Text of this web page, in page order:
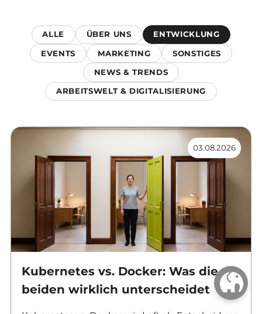
ALLE ÜBER UNS ENTWICKLUNG
EVENTS MARKETING SONSTIGES
NEWS & TRENDS
ARBEITSWELT & DIGITALISIERUNG
03.08.2026
Kubernetes vs. Docker: Was die
beiden wirklich unterscheidet